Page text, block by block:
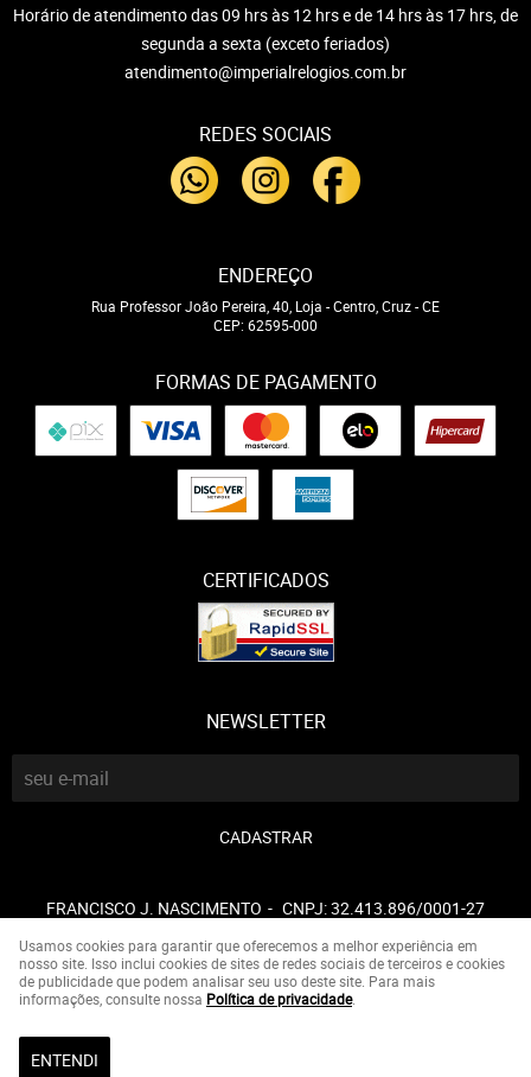
Horário de atendimento das 09 hrs às 12 hrs e de 14 hrs às 17 hrs, de
segunda a sexta (exceto feriados)
atendimento@imperialrelogios.com.br
REDES SOCIAIS
ENDEREÇO
Rua Professor João Pereira, 40, Loja -Centro, Cruz-CE
CEP: 62595-000
FORMAS DE PAGAMENTO
CERTIFICADOS
NEWSLETTER
CADASTRAR
FRANCISCO J. NASCIMENTO CNPJ: 32.413.896/0001-27
LOJA VIRTUAL CRIADA POR
Usamos cookies para garantir que oferecemos a melhor experiência em
nosso site. Isso inclui cookies de sites de redes sociais de terceiros e cookies
de publicidade que podem analisar seu uso deste site. Para mais
informações, consulte nossa Política de privacidade.
ENTENDI